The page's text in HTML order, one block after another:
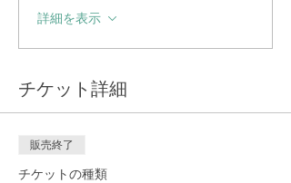
詳細を表示
チケット詳細
販売終了
チケットの種類